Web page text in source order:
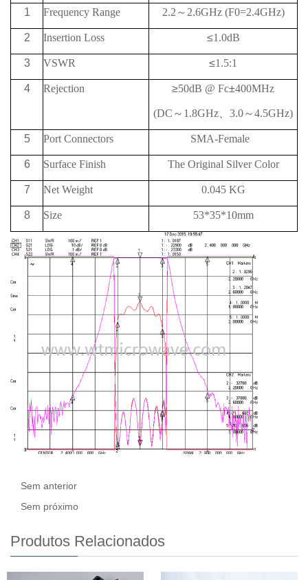
1 Frequency Range 2.2 ～ 2.6GHz (F0=2.4GHz)
2 Insertion Loss ≤1.0dB
3 VSWR ≤1.5:1
4 Rejection ≥50dB @ Fc±400MHz
(DC ～ 1.8GHz 3.0～4.5GHz)
5 Port Connectors SMA-Female
6 Surface Finish The Original Silver Color
7 Net Weight 0.045 KG
8 Size 53*35*10mm
Sem anterior
Sem próximo
Produtos Relacionados